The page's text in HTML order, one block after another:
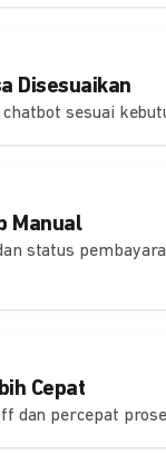
Disesuaikan
sesuai
Manual
status
Cepat
dan percepat